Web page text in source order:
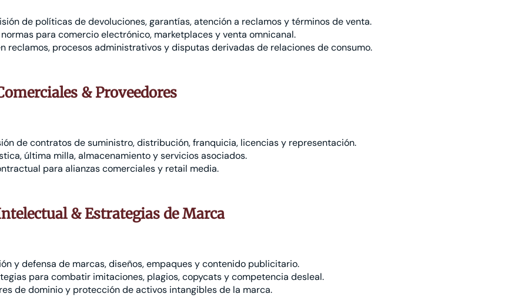
de políticas de devoluciones, garantías, atención a reclamos y términos de venta.
para comercio electrónico, marketplaces y venta omnicanal.
reclamos, procesos administrativos y disputas derivadas de relaciones de consumo.
& Proveedores
de contratos de suministro, distribución, franquicia, licencias y representación.
última milla, almacenamiento y servicios asociados.
para alianzas comerciales y retail media.
& Estrategias de Marca
y defensa de marcas, diseños, empaques y contenido publicitario.
para combatir imitaciones, plagios, copycats y competencia desleal.
de dominio y protección de activos intangibles de la marca.